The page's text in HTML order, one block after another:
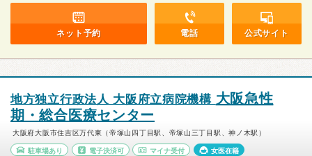
ネット予約 電話 公式サイト
地方独立行政法人 大阪府立病院機構 大阪急性
期・総合医療センター
大阪府大阪市住吉区万代東（帝塚山四丁目駅、帝塚山三丁目駅、神ノ木駅）
駐車場あり 電子決済可 マイナ受付 女医在籍